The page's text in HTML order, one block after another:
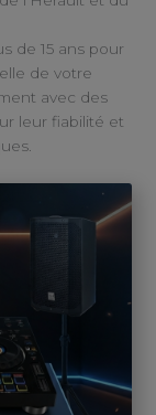
de 15 ans pour
de votre
avec des
leur fiabilité et